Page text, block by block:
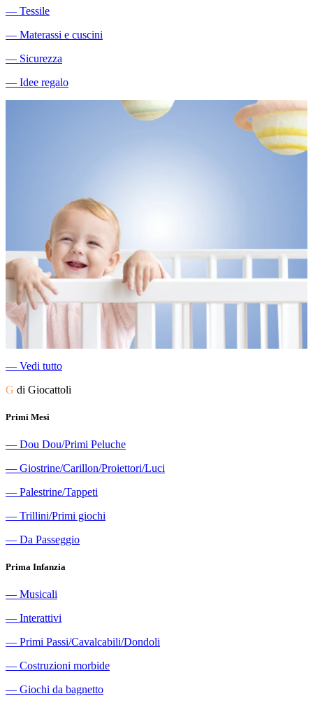
― Tessile
― Materassi e cuscini
― Sicurezza
― Idee regalo
― Vedi tutto
G di Giocattoli
Primi Mesi
― Dou Dou/Primi Peluche
― Giostrine/Carillon/Proiettori/Luci
― Palestrine/Tappeti
― Trillini/Primi giochi
― Da Passeggio
Prima Infanzia
― Musicali
― Interattivi
― Primi Passi/Cavalcabili/Dondoli
― Costruzioni morbide
― Giochi da bagnetto